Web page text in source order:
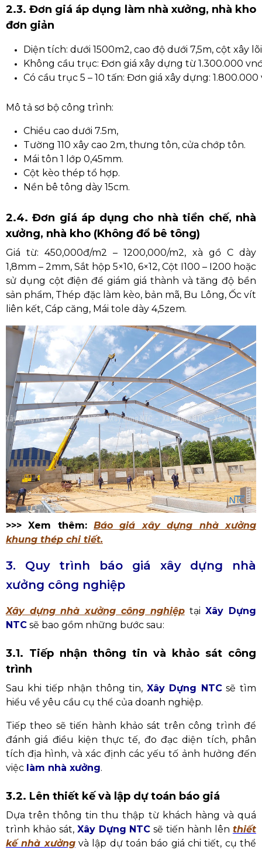
2.3. Đơn giá áp dụng làm nhà xưởng, nhà kho
đơn giản
Diện tích: dưới 1500m2, cao độ dưới 7,5m, cột xây
Không cầu trục: Đơn giá xây dựng từ 1.300.000
Có cầu trục 5 – 10 tấn: Đơn giá xây dựng:
Mô tả sơ bộ công trình:
Chiều cao dưới 7.5m,
Tường 110 xây cao 2m, thưng tôn, cửa chớp tôn.
Mái tôn 1 lớp 0,45mm.
Cột kèo thép tổ hợp.
Nền bê tông dày 15cm.
2.4. Đơn giá áp dụng cho nhà tiền chế, nhà
xưởng, nhà kho (Không đổ bê tông)
Giá từ: 450,000đ/m2 – 1200,000/m2, xà gồ C dày
1,8mm – 2mm, Sắt hộp 5×10, 6×12, Cột I100 – I200 hoặc
sử dụng cột điện để giám giá thành và tăng độ bền
sản phẩm, Thép đặc làm kèo, bản mã, Bu Lông, Ốc vít
liên kết, Cáp căng, Mái tole dày 4,5zem.
>>> Xem thêm: Báo giá xây dựng nhà xưởng
khung thép chi tiết.
3. Quy trình báo giá xây dựng nhà
xưởng công nghiệp
Xây dựng nhà xưởng công nghiệp tạiXây Dựng
NTC sẽ bao gồm những bước sau:
3.1. Tiếp nhận thông tin và khảo sát công
trình
Sau khi tiếp nhận thông tin, Xây Dựng NTCsẽ tìm
hiểu về yêu cầu cụ thể của doanh nghiệp.
Tiếp theo sẽ tiến hành khảo sát trên công trình để
đánh giá điều kiện thực tế, đo đạc diện tích, phân
tích địa hình, và xác định các yếu tố ảnh hưởng đến
việc làm nhà xưởng.
3.2. Lên thiết kế và lập dự toán báo giá
Dựa trên thông tin thu thập từ khách hàng và quá
trình khảo sát, Xây Dựng NTC sẽ tiến hành lên thiết
kế nhà xưởng và lập dự toán báo giá chi tiết, cụ thể